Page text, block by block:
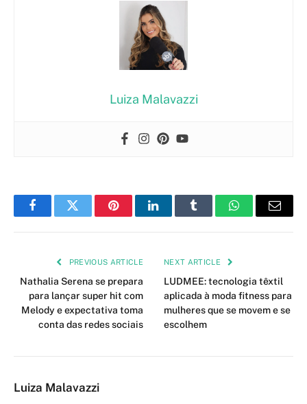
Luiza Malavazzi
FacebookTwitter PinterestLinkedInTumblr WhatsAppEmail
PREVIOUS ARTICLE
Nathalia Serena se prepara
para lançar super hit com
Melody e expectativa toma
conta das redes sociais
NEXT ARTICLE
LUDMEE: tecnologia têxtil
aplicada à moda fitness para
mulheres que se movem e se
escolhem
Luiza Malavazzi